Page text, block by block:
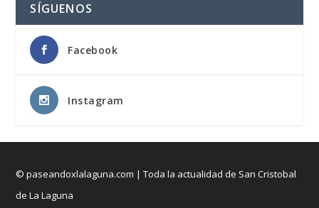
SÍGUENOS
Facebook
Instagram
© paseandoxlalaguna.com | Toda la actualidad de San Cristobal
de La Laguna